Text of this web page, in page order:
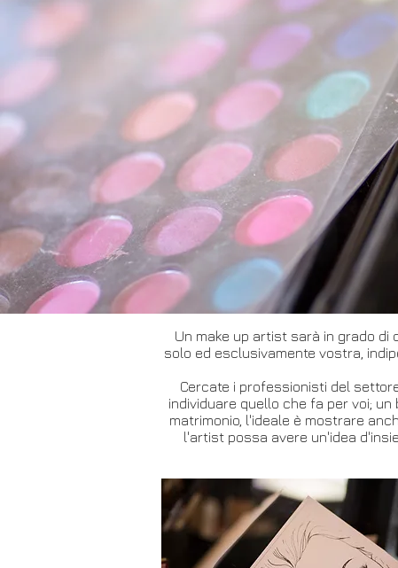
Un make up artist sarà in grado
solo ed esclusivamente vostra,
Cercate i professionisti del
individuare quello che fa per voi;
matrimonio, l'ideale è mostrare
l'artist possa avere un'idea